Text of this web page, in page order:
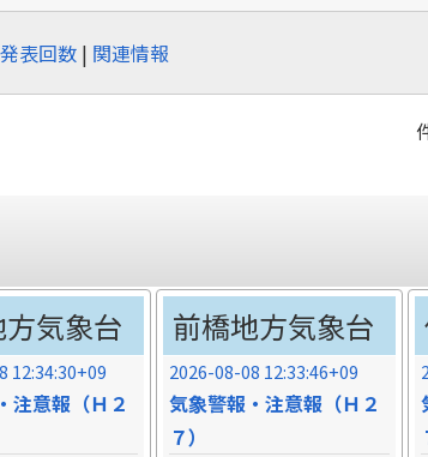
表回数 | 関連情報
気象台
12:34:30+09
注意報（Ｈ２
前橋地方気象台
2026-08-08 12:33:46+09
気象警報・注意報（Ｈ２
７）